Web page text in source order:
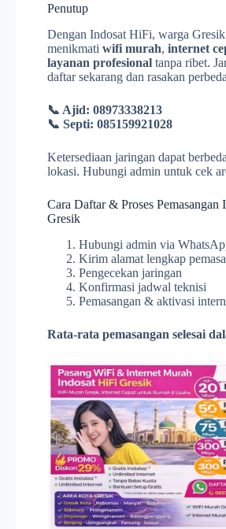
Penutup
Dengan Indosat HiFi, warga
menikmati wifi murah, internet
layanan profesional tanpa ribet.
daftar sekarang dan rasakan
📞 Ajid: 08973338213
📞 Septi: 085159921028
Ketersediaan jaringan dapat
lokasi. Hubungi admin untuk cek
Cara Daftar & Proses Pemasangan
Gresik
Hubungi admin via
Kirim alamat lengkap
Pengecekan jaringan
Konfirmasi jadwal teknisi
Pemasangan & aktivasi
Rata-rata pemasangan selesai